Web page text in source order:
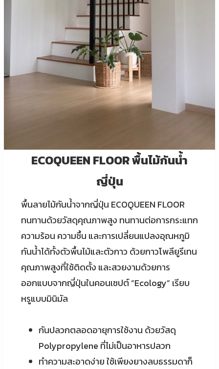
ECOQUEEN FLOOR พื้นไม้กันน้ำ
ญี่ปุ่น
พื้นลายไม้กันน้ำจากญี่ปุ่น ECOQUEEN FLOOR
ทนทานด้วยวัสดุคุณภาพสูง ทนทานต่อการกระแทก
ความร้อน ความชื้น และการเปลี่ยนแปลงอุณหภูมิ
กันน้ำได้ทั้งตัวพื้นไม้และตัวกาว ด้วยกาวโพลียูรีเทน
คุณภาพสูงที่ใช้ติดตั้ง และสวยงามด้วยการ
ออกแบบจากญี่ปุ่นในคอนเซปต์ “Ecology” เรียบ
หรูแบบมินิมัล
กันปลวกตลอดอายุการใช้งาน ด้วยวัสดุ
Polypropylene ที่ไม่เป็นอาหารปลวก
ทำความสะอาดง่าย ใช้เพียงยางลบธรรมดาก็